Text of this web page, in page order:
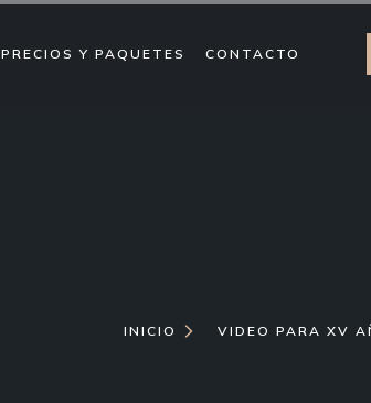
PRECIOS Y PAQUETES CONTACTO
INICIO VIDEO PARA XV